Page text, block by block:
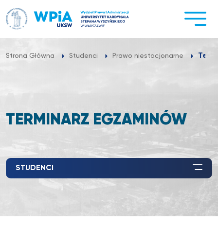
do
treści
Strona Główna Studenci Prawo niestacjonarne
TERMINARZ EGZAMINÓW
STUDENCI